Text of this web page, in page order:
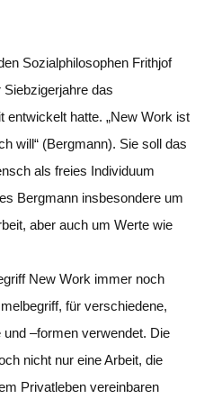
Sozialphilosophen Frithjof
das
entwickelt hatte. „New Work ist
will“ (Bergmann). Sie soll das
als freies Individuum
Bergmann insbesondere um
aber auch um Werte wie
New Work immer noch
für verschiedene,
–formen verwendet. Die
nicht nur eine Arbeit, die
Privatleben vereinbaren